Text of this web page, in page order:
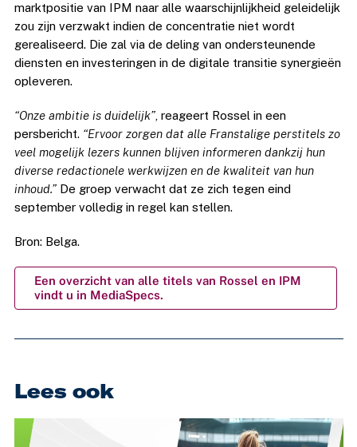
marktpositie van IPM naar alle waarschijnlijkheid geleidelijk
zou zijn verzwakt indien de concentratie niet wordt
gerealiseerd. Die zal via de deling van ondersteunende
diensten en investeringen in de digitale transitie synergieën
opleveren.
“Onze ambitie is duidelijk”, reageert Rossel in een
persbericht. “Ervoor zorgen dat alle Franstalige perstitels zo
veel mogelijk lezers kunnen blijven informeren dankzij hun
diverse redactionele werkwijzen en de kwaliteit van hun
inhoud.”De groep verwacht dat ze zich tegen eind
september volledig in regel kan stellen.
Bron: Belga.
Een overzicht van alle titels van Rossel en IPM
vindt u in MediaSpecs.
Lees ook